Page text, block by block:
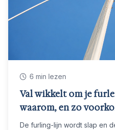
6 min lezen
Val wikkelt om je
waarom, en zo
De furling-lijn wordt slap en